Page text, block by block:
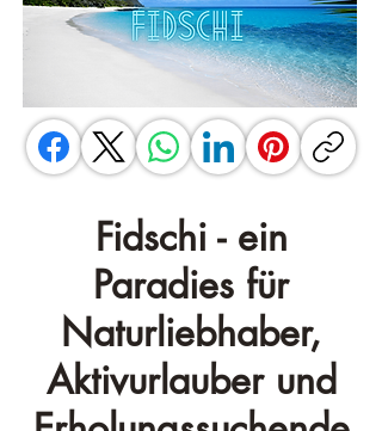
Fidschi - ein
Paradies für
Naturliebhaber,
Aktivurlauber und